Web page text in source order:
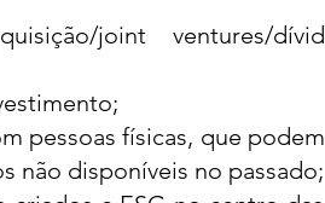
joint ventures/
pessoas físicas, que
não disponíveis no passado;